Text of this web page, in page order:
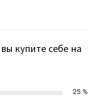
купите себе на
25 %